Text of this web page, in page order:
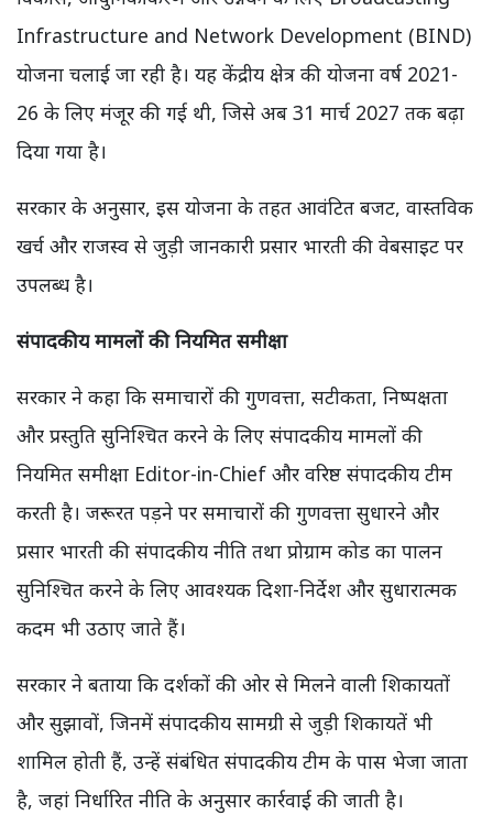
Infrastructure and Network Development (BIND)
योजना चलाई जा रही है। यह केंद्रीय क्षेत्र की योजना वर्ष 2021-
26 के लिए मंजूर की गई थी, जिसे अब 31 मार्च 2027 तक बढ़ा
दिया गया है।
सरकार के अनुसार, इस योजना के तहत आवंटित बजट, वास्तविक
खर्च और राजस्व से जुड़ी जानकारी प्रसार भारती की वेबसाइट पर
उपलब्ध है।
संपादकीय मामलों की नियमित समीक्षा
सरकार ने कहा कि समाचारों की गुणवत्ता, सटीकता, निष्पक्षता
और प्रस्तुति सुनिश्चित करने के लिए संपादकीय मामलों की
नियमित समीक्षा Editor-in-Chief और वरिष्ठ संपादकीय टीम
करती है। जरूरत पड़ने पर समाचारों की गुणवत्ता सुधारने और
प्रसार भारती की संपादकीय नीति तथा प्रोग्राम कोड का पालन
सुनिश्चित करने के लिए आवश्यक दिशा-निर्देश और सुधारात्मक
कदम भी उठाए जाते हैं।
सरकार ने बताया कि दर्शकों की ओर से मिलने वाली शिकायतों
और सुझावों, जिनमें संपादकीय सामग्री से जुड़ी शिकायतें भी
शामिल होती हैं, उन्हें संबंधित संपादकीय टीम के पास भेजा जाता
है, जहां निर्धारित नीति के अनुसार कार्रवाई की जाती है।